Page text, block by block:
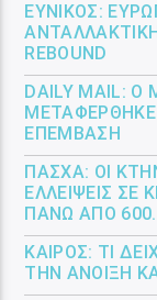
ΕΎΝΙΚΟΣ:
REBOUND
DAILY MAIL:
ΜΕΤΑΦΈΡΘΗΚΕ
ΕΠΈΜΒΑΣΗ
ΠΆΣΧΑ: ΟΙ
ΕΛΛΕΊΨΕΙΣ ΣΕ
ΠΆΝΩ ΑΠΌ
ΚΑΙΡΌΣ: ΤΙ
ΤΗΝ ΆΝΟΙΞΗ